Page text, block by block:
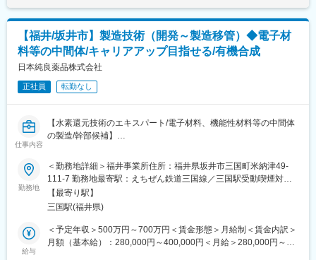
・残業月10時間
・在宅相談可能
※やむを得ない事情がある際の在宅勤務は可能です。
◆ポジション魅力：
う、高い品質水準をクリアした製品のみを世の中に送り出してい
ます。本ポジションは、その品質管理の仕組みづくりを担う仕事
消費者の方も含めた社会貢献に繋がります。
・社内に対しても最適管理の仕組み（できる限り楽で間違いが発
生しにくい）を作ることで、従業員に対しても強く貢献ができる
・製品の品質管理の仕組みづくりを通じ、お客様も従業員も笑顔
て上下する可能性があります。月給(月額)は固定手当を含めた表記
です。
【福井/坂井市】製造技術（開発～製造移管）◆電子材
料等の中間体/キャリアアップ目指せる/有機合成
日本純良薬品株式会社
正社員 転勤なし
仕事内容
【水素還元技術のエキスパート/電子材料、機能性材料等の中間体
の製造/幹部候補】
■職務概要：
電子材料、機能性材料、医農薬品、化粧品原料、半導体試薬とい
った中間素材の開発、自社生産設備での製造移管などの検討をお
任せします。
・新製品や新製法の開発
・グラムスケール試作からラボスケールへのスケールアップ検
討、移管業務
・有機合成実験
勤務地
＜勤務地詳細＞福井事業所住所：福井県坂井市三国町米納津49-
111-7 勤務地最寄駅：えちぜん鉄道三国線／三国駅受動喫煙対
策：屋内全面禁煙変更の範囲：会社の定める事業所
【最寄り駅】
三国駅(福井県)
給与
＜予定年収＞500万円～700万円＜賃金形態＞月給制＜賃金内訳＞
月額（基本給）：280,000円～400,000円＜月給＞280,000円～